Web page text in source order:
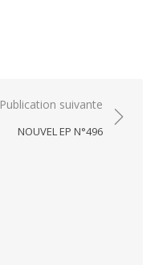
Publication suivante
NOUVEL EP N°496